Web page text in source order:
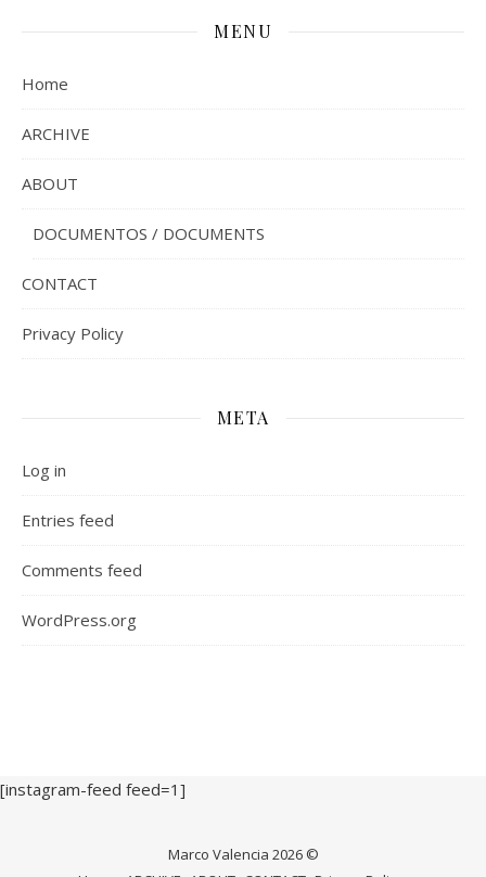
MENU
Home
ARCHIVE
ABOUT
DOCUMENTOS / DOCUMENTS
CONTACT
Privacy Policy
META
Log in
Entries feed
Comments feed
WordPress.org
[instagram-feed feed=1]
Marco Valencia 2026 ©